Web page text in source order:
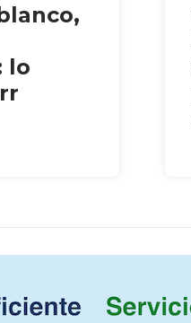
lo